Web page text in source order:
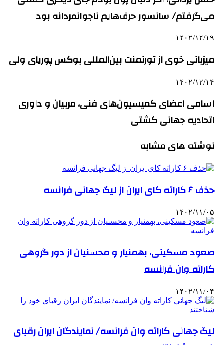
می‌گرفتم/ سانسور حرف‌هایم ناجوانمردانه بود
۱۴۰۲/۱۲/۱۹
میزبانی خوی از تورنمنت بین‌المللی بوکس پوریای ولی
۱۴۰۲/۱۲/۱۴
اسامی اعضای کمیسیون‌های فنی، مربیان و داوری
اتحادیه جهانی کشتی
نوشته های مشابه
حذف ۶ کاراته کای ایران از لیگ جهانی فرانسه
۱۴۰۲/۱۱/۰۵
صعود مسکینی، بهمنیار و محسنیان از دور گروهی
کاراته وان فرانسه
۱۴۰۲/۱۱/۰۴
لیگ جهانی کاراته وان فرانسه/ نمایندگان ایران رقبای